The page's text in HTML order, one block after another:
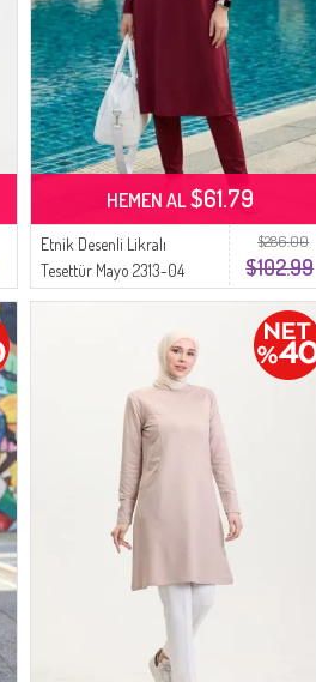
$286.00
$102.99
Etnik Desenli Likralı
Tesettür Mayo 2313-04
Bordo
HEMEN AL$61.79